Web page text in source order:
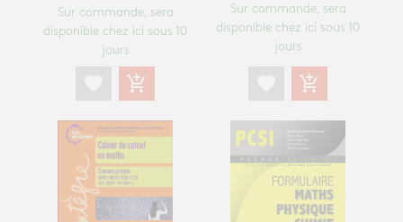
Sur commande, sera
disponible chez ici sous 10
jours
add_shopping_cart
Sur commande, sera
disponible chez ici sous 10
jours
add_shopping_cart